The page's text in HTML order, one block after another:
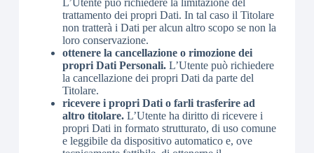
trattamento dei propri Dati. In tal caso il Titolare
non tratterà i Dati per alcun altro scopo se non la
loro conservazione.
ottenere la cancellazione o rimozione dei
propri Dati Personali. L’Utente può richiedere
la cancellazione dei propri Dati da parte del
Titolare.
ricevere i propri Dati o farli trasferire ad
altro titolare. L’Utente ha diritto di ricevere i
propri Dati in formato strutturato, di uso comune
e leggibile da dispositivo automatico e, ove